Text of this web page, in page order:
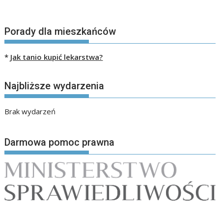
Porady dla mieszkańców
* Jak tanio kupić lekarstwa?
Najbliższe wydarzenia
Brak wydarzeń
Darmowa pomoc prawna